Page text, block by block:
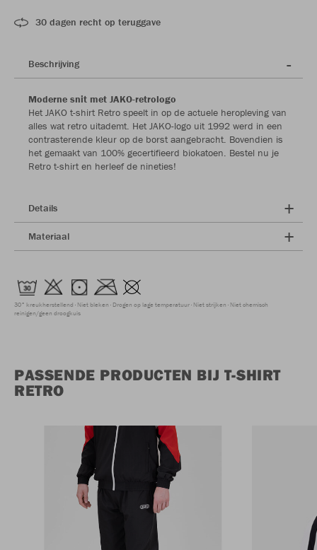
30 dagen recht op teruggave
Beschrijving
Moderne snit met JAKO-retrologo
Het JAKO t-shirt Retro speelt in op de actuele heropleving van
alles wat retro uitademt. Het JAKO-logo uit 1992 werd in een
contrasterende kleur op de borst aangebracht. Bovendien is
het gemaakt van 100% gecertifieerd biokatoen. Bestel nu je
Retro t-shirt en herleef de nineties!
Details
Materiaal
30° kreukherstellend Niet bleken Drogen op lage temperatuur Niet strijken Niet chemisch
reinigen/geen droogkuis
PASSENDE PRODUCTEN BIJ T-SHIRT
RETRO